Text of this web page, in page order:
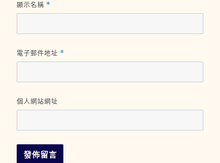
顯示名稱 *
電子郵件地址 *
個人網站網址